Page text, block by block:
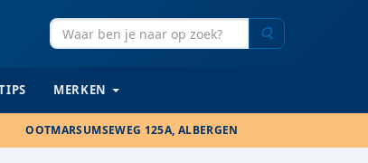
MERKEN
OOTMARSUMSEWEG 125A, ALBERGEN